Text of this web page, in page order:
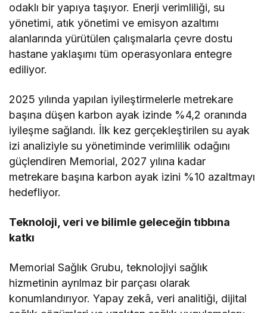
odaklı bir yapıya taşıyor. Enerji verimliliği, su
yönetimi, atık yönetimi ve emisyon azaltımı
alanlarında yürütülen çalışmalarla çevre dostu
hastane yaklaşımı tüm operasyonlara entegre
ediliyor.
2025 yılında yapılan iyileştirmelerle metrekare
başına düşen karbon ayak izinde %4,2 oranında
iyileşme sağlandı. İlk kez gerçekleştirilen su ayak
izi analiziyle su yönetiminde verimlilik odağını
güçlendiren Memorial, 2027 yılına kadar
metrekare başına karbon ayak izini %10 azaltmayı
hedefliyor.
Teknoloji, veri ve bilimle geleceğin tıbbına
katkı
Memorial Sağlık Grubu, teknolojiyi sağlık
hizmetinin ayrılmaz bir parçası olarak
konumlandırıyor. Yapay zekâ, veri analitiği, dijital